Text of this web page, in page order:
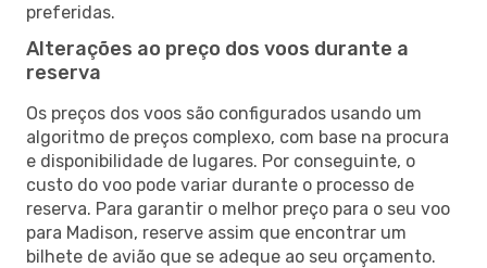
preferidas.
Alterações ao preço dos voos durante a
reserva
Os preços dos voos são configurados usando um
algoritmo de preços complexo, com base na procura
e disponibilidade de lugares. Por conseguinte, o
custo do voo pode variar durante o processo de
reserva. Para garantir o melhor preço para o seu voo
para Madison, reserve assim que encontrar um
bilhete de avião que se adeque ao seu orçamento.